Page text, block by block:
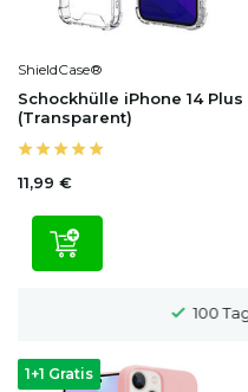
ShieldCase®
Schockhülle iPhone 14 Plus
(Transparent)
11,99 €
100
1+1 Gratis